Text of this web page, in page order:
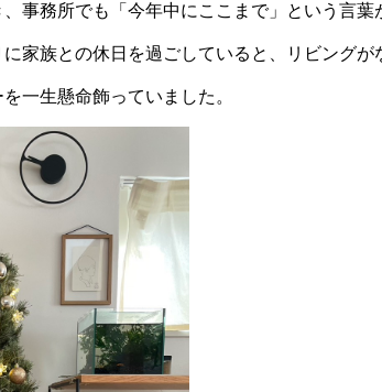
事務所でも「今年中にここまで」という言葉
家族との休日を過ごしていると、リビングが
一生懸命飾っていました。